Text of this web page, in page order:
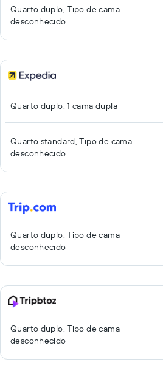
Quarto duplo, Tipo de cama
desconhecido
Quarto duplo, 1 cama dupla
Quarto standard, Tipo de cama
desconhecido
Quarto duplo, Tipo de cama
desconhecido
Quarto duplo, Tipo de cama
desconhecido